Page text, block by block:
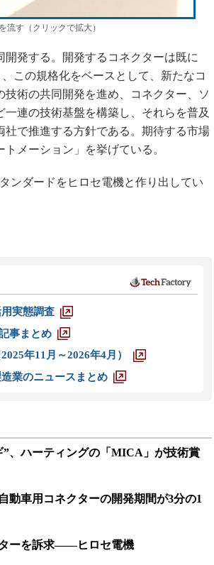
流す（クリックで拡大）
発する。開発するコネクターは既に
この規格化をベースとして、新たなコ
術の共同開発を進め、コネクター、ソ
連の技術基盤を構築し、それらを普及
で推進する方針である。期待する市場
メーション」を挙げている。
ンダードをヒロセ電機と作り出してい
実態調査
事まとめ
年11月～2026年4月）
業のニュースまとめ
、ハーティングの「MICA」が技術賞
動車用コネクターの開発期間が3分の1
ーを訴求――ヒロセ電機